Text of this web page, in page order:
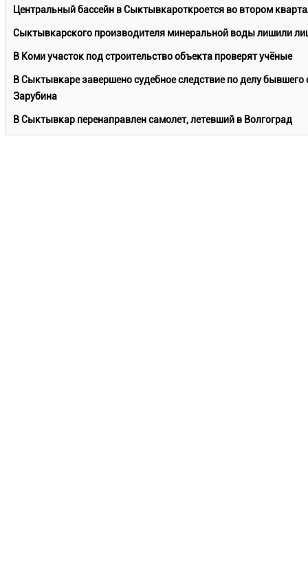
Центральный бассейн в Сыктывкароткроется во втором
Сыктывкарского производителя минеральной воды лишили
В Коми участок под строительство объекта проверят учёные
В Сыктывкаре завершено судебное следствие по делу
Зарубина
В Сыктывкар перенаправлен самолет, летевший в Волгоград